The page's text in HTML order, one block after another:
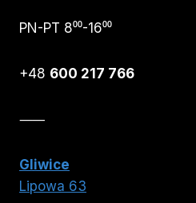
PN-PT 8⁰⁰-16⁰⁰
+48 600 217 766
⸺
Gliwice
Lipowa 63